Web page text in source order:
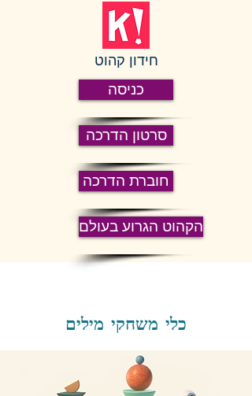
חידון קהוט
כניסה
סרטון הדרכה
חוברת הדרכה
הקהוט הגרוע בעולם
כלי משחקי מילים